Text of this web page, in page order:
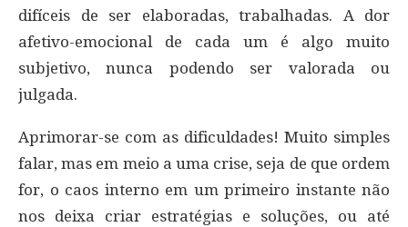
difíceis de ser elaboradas, trabalhadas. A dor
afetivo-emocional de cada um é algo muito
subjetivo, nunca podendo ser valorada ou
julgada.
Aprimorar-se com as dificuldades! Muito simples
falar, mas em meio a uma crise, seja de que ordem
for, o caos interno em um primeiro instante não
nos deixa criar estratégias e soluções, ou até